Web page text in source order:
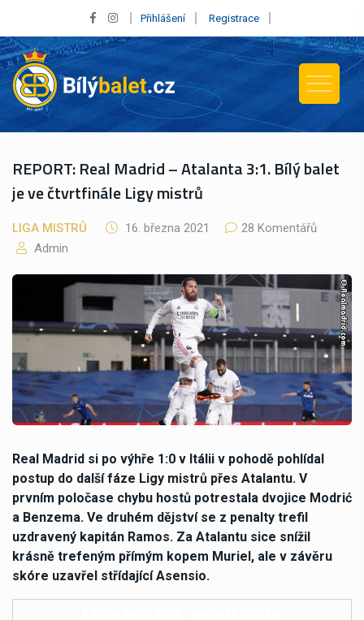
Přihlášení Registrace
REPORT: Real Madrid – Atalanta 3:1. Bílý balet
je ve čtvrtfinále Ligy mistrů
LIGA MISTRŮ 16. března 2021
28 Komentářů
Admin
Real Madrid si po výhře 1:0 v Itálii v pohodě pohlídal
postup do další fáze Ligy mistrů přes Atalantu. V
prvním poločase chybu hostů potrestala dvojice Modrić
a Benzema. Ve druhém dějství se z penalty trefil
uzdravený kapitán Ramos. Za Atalantu sice snížil
krásně trefeným přímým kopem Muriel, ale v závěru
skóre uzavřel střídající Asensio.